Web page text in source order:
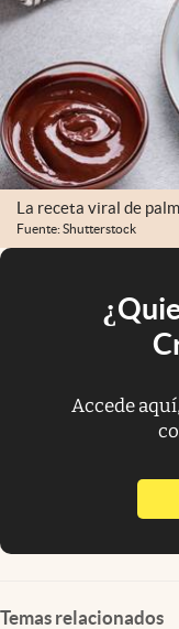
La receta viral de
Fuente: Shutterstock
Accede
Temas relacionados